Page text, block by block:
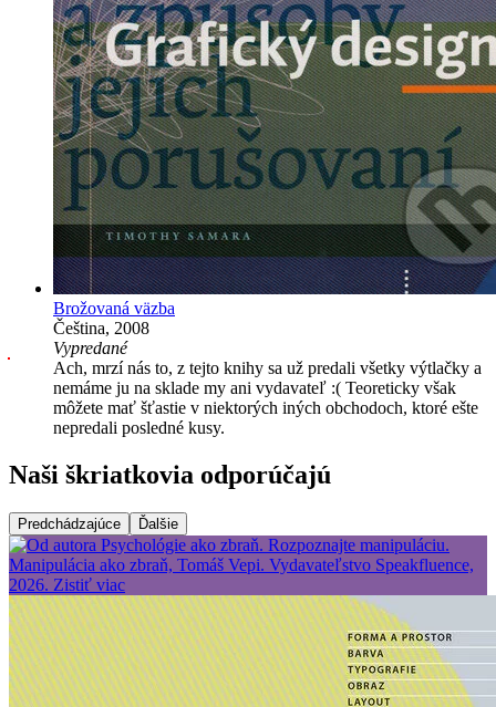
Brožovaná väzba
Čeština, 2008
Vypredané
Ach, mrzí nás to, z tejto knihy sa už predali všetky výtlačky a
nemáme ju na sklade my ani vydavateľ :( Teoreticky však
môžete mať šťastie v niektorých iných obchodoch, ktoré ešte
nepredali posledné kusy.
Naši škriatkovia odporúčajú
Predchádzajúce Ďalšie